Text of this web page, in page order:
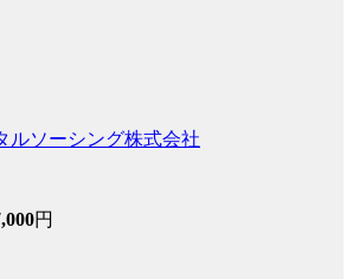
ルソーシング株式会社
円